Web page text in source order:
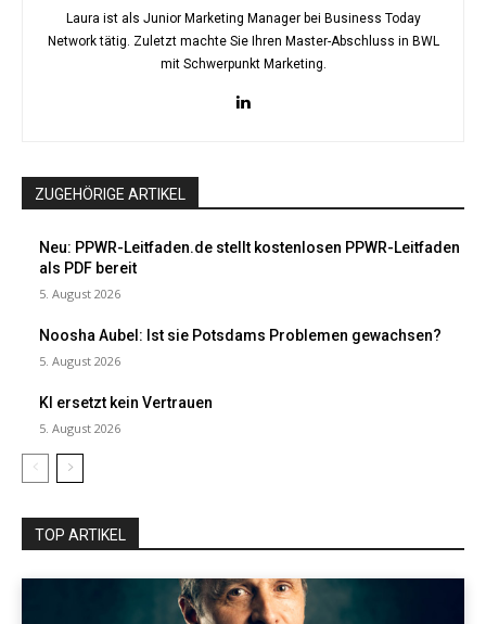
Laura ist als Junior Marketing Manager bei Business Today
Network tätig. Zuletzt machte Sie Ihren Master-Abschluss in BWL
mit Schwerpunkt Marketing.
ZUGEHÖRIGE ARTIKEL
Neu: PPWR-Leitfaden.de stellt kostenlosen PPWR-Leitfaden
als PDF bereit
5. August 2026
Noosha Aubel: Ist sie Potsdams Problemen gewachsen?
5. August 2026
KI ersetzt kein Vertrauen
5. August 2026
TOP ARTIKEL